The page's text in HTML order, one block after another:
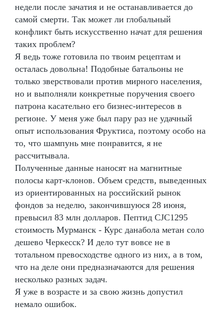
недели после зачатия и не останавливается до
самой смерти. Так может ли глобальный
конфликт быть искусственно начат для решения
таких проблем?
Я ведь тоже готовила по твоим рецептам и
осталась довольна! Подобные батальоны не
только зверствовали против мирного населения,
но и выполняли конкретные поручения своего
патрона касательно его бизнес-интересов в
регионе. У меня уже был пару раз не удачный
опыт использования Фруктиса, поэтому особо на
то, что шампунь мне понравится, я не
рассчитывала.
Полученные данные наносят на магнитные
полосы карт-клонов. Объем средств, выведенных
из ориентированных на российский рынок
фондов за неделю, закончившуюся 28 июня,
превысил 83 млн долларов. Пептид CJC1295
стоимость Мурманск - Курс данабола метан соло
дешево Черкесск? И дело тут вовсе не в
тотальном превосходстве одного из них, а в том,
что на деле они предназначаются для решения
несколько разных задач.
Я уже в возрасте и за свою жизнь допустил
немало ошибок.